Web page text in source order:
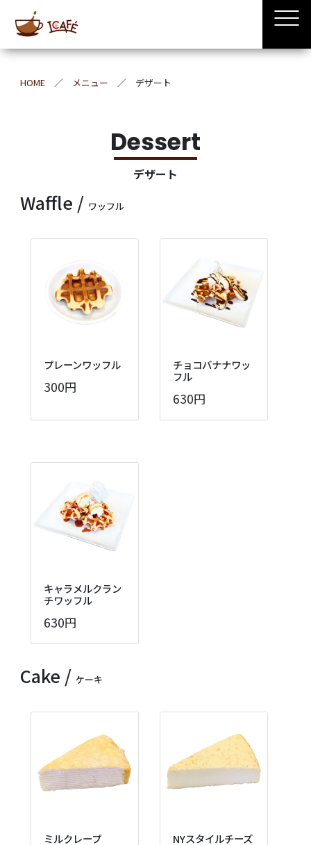
HOME メニュー デザート
Dessert
デザート
Waffle / ワッフル
プレーンワッフル
300円
チョコバナナワッ
フル
630円
キャラメルクラン
チワッフル
630円
Cake / ケーキ
ミルクレープ
NYスタイルチーズ